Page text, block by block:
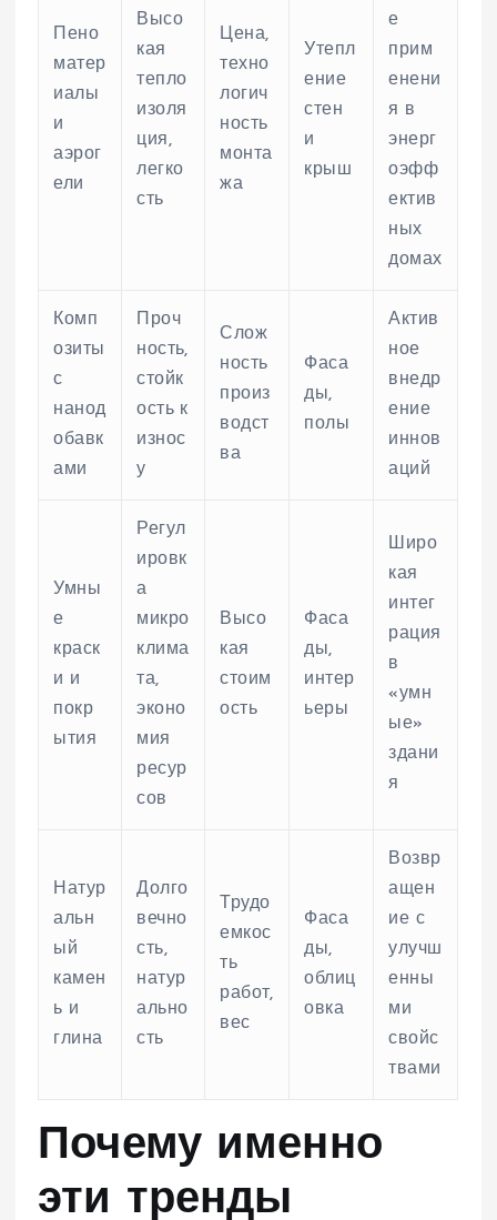
Пено
матер
иалы
и
аэрог
ели
Высо
кая
тепло
изоля
ция,
легко
сть
Цена,
техно
логич
ность
монта
жа
Утепл
ение
стен
и
крыш
е
прим
енени
я в
энерг
оэфф
ектив
ных
домах
Комп
озиты
с
нанод
обавк
ами
Проч
ность,
стойк
ость к
износ
у
Слож
ность
произ
водст
ва
Фаса
ды,
полы
Актив
ное
внедр
ение
иннов
аций
Умны
е
краск
и и
покр
ытия
Регул
ировк
а
микро
клима
та,
эконо
мия
ресур
сов
Высо
кая
стоим
ость
Фаса
ды,
интер
ьеры
Широ
кая
интег
рация
в
«умн
ые»
здани
я
Натур
альн
ый
камен
ь и
глина
Долго
вечно
сть,
натур
ально
сть
Трудо
емкос
ть
работ,
вес
Фаса
ды,
облиц
овка
Возвр
ащен
ие с
улучш
енны
ми
свойс
твами
Почему именно
эти тренды